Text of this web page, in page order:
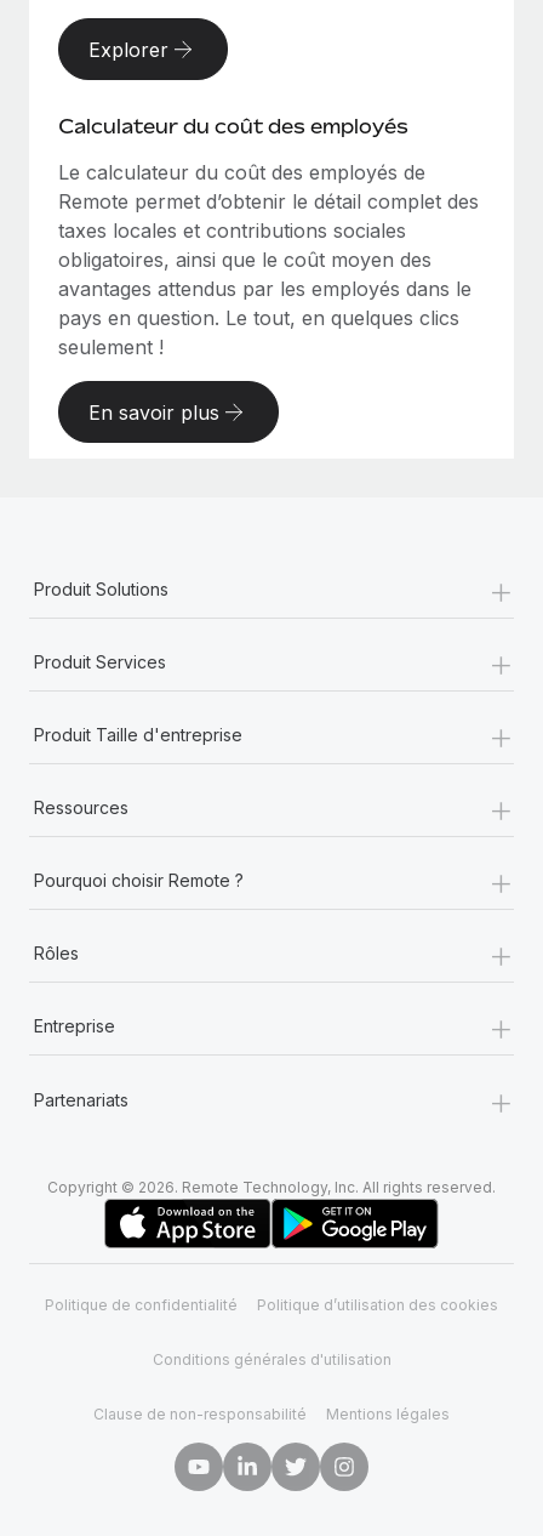
Explorer
Calculateur du coût des employés
Le calculateur du coût des employés de
Remote permet d’obtenir le détail complet des
taxes locales et contributions sociales
obligatoires, ainsi que le coût moyen des
avantages attendus par les employés dans le
pays en question. Le tout, en quelques clics
seulement !
En savoir plus
Produit Solutions +
Produit Services +
Produit Taille d'entreprise +
Ressources +
Pourquoi choisir Remote ? +
Rôles +
Entreprise +
Partenariats +
Copyright © 2026. Remote Technology, Inc. All rights reserved.
Politique de confidentialité Politique d’utilisation des cookies
Conditions générales d'utilisation
Clause de non-responsabilité Mentions légales